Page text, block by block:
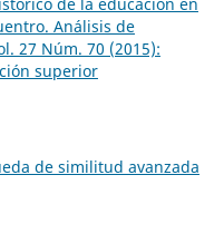
Análisis de
27 Núm. 70 (2015):
superior
de similitud avanzada